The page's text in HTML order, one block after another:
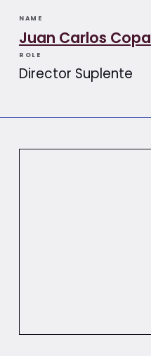
NAME
Juan Carlos Copa
ROLE
Director Suplente